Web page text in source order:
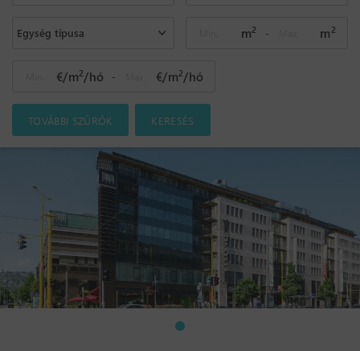
Egység típusa m2 - m2
€/m2/hó - €/m2/hó
TOVÁBBI SZŰRŐK KERESÉS